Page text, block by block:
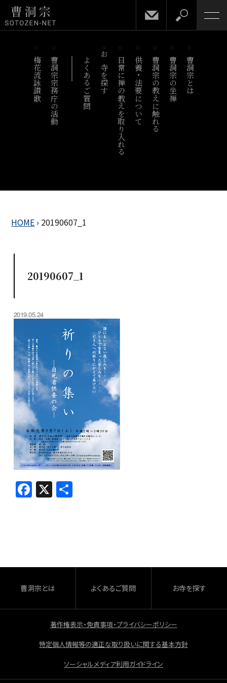
梅花流詠讃歌 曹洞宗宗務庁の活動 よくあるご質問 お寺を探す 日常に禅の教えを取り入れる供養・法要について曹洞宗の教えに触れる 曹洞宗の坐禅 曹洞宗とは
HOME › 20190607_1
20190607_1
2019.05.24
F
a
o
o
k
X 共
曹洞宗とは よくあるご質問 お寺を探す
著作権表示・免責事項・プライバシーポリシー
特定個人情報等の適正な取り扱いに関する基本方針
ソーシャルメディア利用ガイドライン